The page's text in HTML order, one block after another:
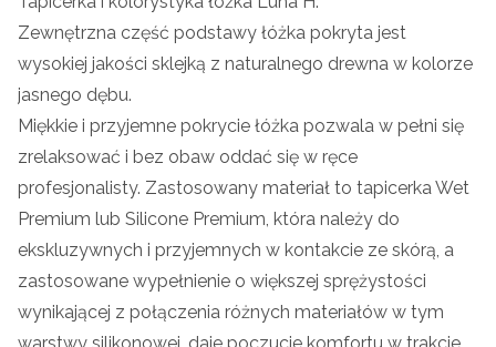
Zewnętrzna część podstawy łóżka pokryta jest
wysokiej jakości sklejką z naturalnego drewna w kolorze
jasnego dębu.
Miękkie i przyjemne pokrycie łóżka pozwala w pełni się
zrelaksować i bez obaw oddać się w ręce
profesjonalisty. Zastosowany materiał to tapicerka Wet
Premium lub Silicone Premium, która należy do
ekskluzywnych i przyjemnych w kontakcie ze skórą, a
zastosowane wypełnienie o większej sprężystości
wynikającej z połączenia różnych materiałów w tym